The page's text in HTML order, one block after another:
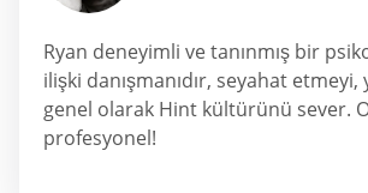
Ryan deneyimli ve tanınmış bir
ilişki danışmanıdır, seyahat etmeyi,
genel olarak Hint kültürünü sever.
profesyonel!